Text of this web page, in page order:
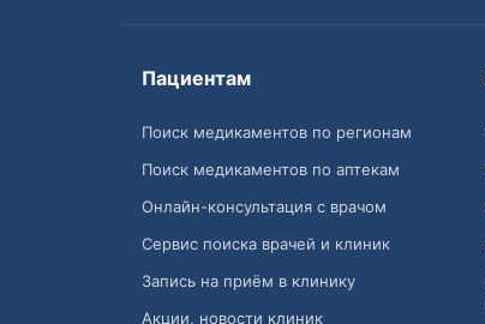
Пациентам
Поиск медикаментов по регионам
Поиск медикаментов по аптекам
Онлайн-консультация с врачом
Сервис поиска врачей и клиник
Запись на приём в клинику
Акции, новости клиник